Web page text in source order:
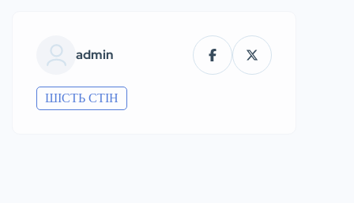
admin
ШІСТЬ СТІН